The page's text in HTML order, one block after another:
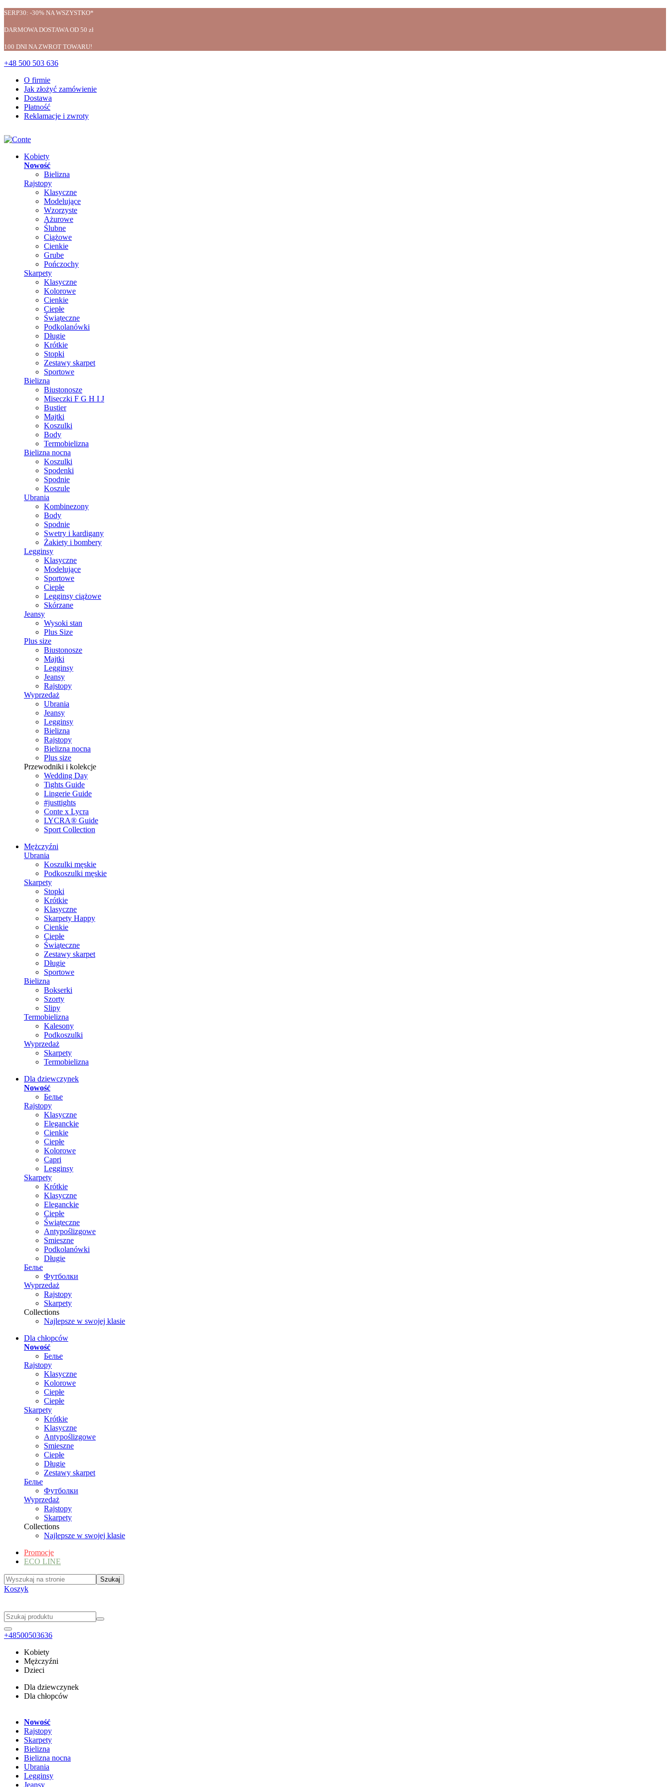
SERP30: -30% NA WSZYSTKO*
DARMOWA DOSTAWA OD 50 zł
100 DNI NA ZWROT TOWARU!
+48 500 503 636
O firmie
Jak złożyć zamówienie
Dostawa
Płatność
Reklamacje i zwroty
Kobiety
Nowość
Bielizna
Rajstopy
Klasyczne
Modelujące
Wzorzyste
Ażurowe
Ślubne
Ciążowe
Cienkie
Grube
Pończochy
Skarpety
Klasyczne
Kolorowe
Cienkie
Ciepłe
Świąteczne
Podkolanówki
Długie
Krótkie
Stopki
Zestawy skarpet
Sportowe
Bielizna
Biustonosze
Miseczki F G H I J
Bustier
Majtki
Koszulki
Body
Termobielizna
Bielizna nocna
Koszulki
Spodenki
Spodnie
Koszule
Ubrania
Kombinezony
Body
Spodnie
Swetry i kardigany
Żakiety i bombery
Legginsy
Klasyczne
Modelujące
Sportowe
Ciepłe
Legginsy ciążowe
Skórzane
Jeansy
Wysoki stan
Plus Size
Plus size
Biustonosze
Majtki
Legginsy
Jeansy
Rajstopy
Wyprzedaż
Ubrania
Jeansy
Legginsy
Bielizna
Rajstopy
Bielizna nocna
Plus size
Przewodniki i kolekcje
Wedding Day
Tights Guide
Lingerie Guide
#justtights
Conte x Lycra
LYCRA® Guide
Sport Сollection
Mężczyźni
Ubrania
Koszulki męskie
Podkoszulki męskie
Skarpety
Stopki
Krótkie
Klasyczne
Skarpety Happy
Cienkie
Ciepłe
Świąteczne
Zestawy skarpet
Długie
Sportowe
Bielizna
Bokserki
Szorty
Slipy
Termobielizna
Kalesony
Podkoszulki
Wyprzedaż
Skarpety
Termobielizna
Dla dziewczynek
Nowość
Белье
Rajstopy
Klasyczne
Eleganckie
Cienkie
Ciepłe
Kolorowe
Capri
Legginsy
Skarpety
Krótkie
Klasyczne
Eleganckie
Ciepłe
Świąteczne
Antypoślizgowe
Smieszne
Podkolanówki
Długie
Белье
Футболки
Wyprzedaż
Rajstopy
Skarpety
Collections
Najlepsze w swojej klasie
Dla chłopców
Nowość
Белье
Rajstopy
Klasyczne
Kolorowe
Ciepłe
Ciepłe
Skarpety
Krótkie
Klasyczne
Antypoślizgowe
Smieszne
Ciepłe
Długie
Zestawy skarpet
Белье
Футболки
Wyprzedaż
Rajstopy
Skarpety
Collections
Najlepsze w swojej klasie
Promocje
ECO LINE
Koszyk
+48500503636
Kobiety
Mężczyźni
Dzieci
Dla dziewczynek
Dla chłopców
Nowość
Rajstopy
Skarpety
Bielizna
Bielizna nocna
Ubrania
Legginsy
Jeansy